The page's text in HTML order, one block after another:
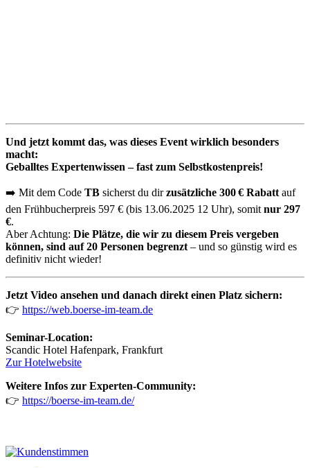
Und jetzt kommt das, was dieses Event wirklich besonders
macht:
Geballtes Expertenwissen – fast zum Selbstkostenpreis!
➡️ Mit dem Code TB sicherst du dirzusätzliche 300 € Rabatt auf
den Frühbucherpreis 597 € (bis 13.06.2025 12 Uhr), somit nur 297
€.
Aber Achtung: Die Plätze, die wir zu diesem Preis vergeben
können, sind auf 20 Personen begrenzt – und so günstig wird es
definitiv nicht wieder!
Jetzt Video ansehen und danach direkt einen Platz sichern:
👉 https://web.boerse-im-team.de
Seminar-Location:
Scandic Hotel Hafenpark, Frankfurt
Zur Hotelwebsite
Weitere Infos zur Experten-Community:
👉 https://boerse-im-team.de/